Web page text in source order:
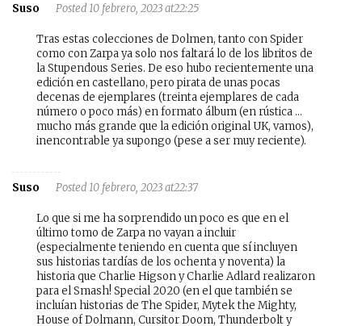
Suso Posted 10 febrero, 2023 at22:25
Tras estas colecciones de Dolmen, tanto con Spider
como con Zarpa ya solo nos faltará lo de los libritos de
la Stupendous Series. De eso hubo recientemente una
edición en castellano, pero pirata de unas pocas
decenas de ejemplares (treinta ejemplares de cada
número o poco más) en formato álbum (en rústica …
mucho más grande que la edición original UK, vamos),
inencontrable ya supongo (pese a ser muy reciente).
Suso Posted 10 febrero, 2023 at22:37
Lo que si me ha sorprendido un poco es que en el
último tomo de Zarpa no vayan a incluir
(especialmente teniendo en cuenta que sí incluyen
sus historias tardías de los ochenta y noventa) la
historia que Charlie Higson y Charlie Adlard realizaron
para el Smash! Special 2020 (en el que también se
incluían historias de The Spider, Mytek the Mighty,
House of Dolmann, Cursitor Doom, Thunderbolt y